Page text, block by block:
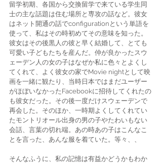
留学初期、各国から交換留学で来ている学生同
士の主な話題は住む場所と専攻の話など。彼女
はネット開通の話でconfigurationという単語を
使って、私はその時初めてその意味を知った。
彼女はその後黒人の彼と早く結婚して、とても
可愛い子どもたちを産んだ。仲が良かったスウ
ェーデン人の女の子はなぜか私に色々とよくし
てくれて、よく彼女の家でMovie nightとして映
画を一緒に観たり、当時日本ではまだユーザー
がほぼいなかったFacebookに招待してくれたの
も彼女だった。その後一度だけスウェーデンで
再会した。そのほか、一時期よくしてくれてい
たモントリオール出身の男の子やたわいもない
会話、言葉の切れ端。あの時あの子はこんなこ
とを言った、あんな服を着ていた。等々、、
そんなふうに、私の記憶は有益かどうかもわか